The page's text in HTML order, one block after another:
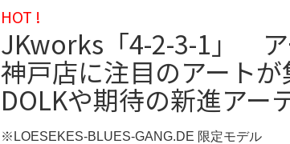
HOT !
JKworks「4-2-3-1」 ア
神戸店に注目のアートが
DOLKや期待の新進アー
※LOESEKES-BLUES-GANG.DE 限定モデル